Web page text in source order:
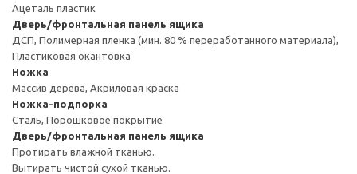
Ацеталь пластик
Дверь/фронтальная панель ящика
ДСП, Полимерная пленка (мин. 80 % переработанного материала),
Пластиковая окантовка
Ножка
Массив дерева, Акриловая краска
Ножка-подпорка
Сталь, Порошковое покрытие
Дверь/фронтальная панель ящика
Протирать влажной тканью.
Вытирать чистой сухой тканью.